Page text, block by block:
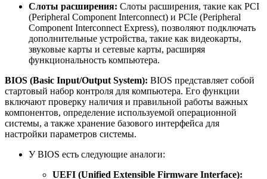
Слоты расширения: Слоты расширения, такие как PCI
(Peripheral Component Interconnect) и PCIe (Peripheral
Component Interconnect Express), позволяют подключать
дополнительные устройства, такие как видеокарты,
звуковые карты и сетевые карты, расширяя
функциональность компьютера.
BIOS (Basic Input/Output System): BIOS представляет собой
стартовый набор контроля для компьютера. Его функции
включают проверку наличия и правильной работы важных
компонентов, определение используемой операционной
системы, а также хранение базового интерфейса для
настройки параметров системы.
У BIOS есть следующие аналоги:
UEFI (Unified Extensible Firmware Interface):